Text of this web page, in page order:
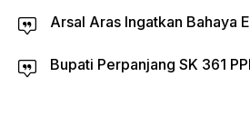
Arsal Aras Ingatkan Bahaya
Bupati Perpanjang SK 361